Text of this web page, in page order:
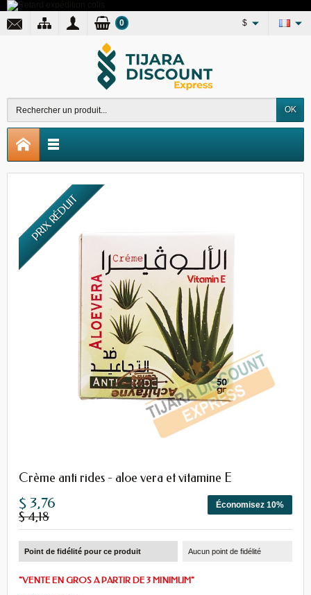
$
OK
0
PRIX RÉDUIT
Crème anti rides - aloe vera et vitamine E
Économisez 10%
$ 3,76
$ 4,18
Point de fidélité pour ce produit Aucun point de fidélité
"VENTE EN GROS A PARTIR DE 3 MINIMUM"